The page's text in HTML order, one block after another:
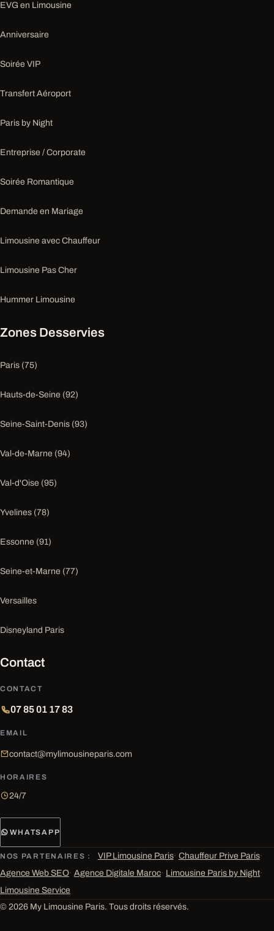
EVG en Limousine
Anniversaire
Soirée VIP
Transfert Aéroport
Paris by Night
Entreprise / Corporate
Soirée Romantique
Demande en Mariage
Limousine avec Chauffeur
Limousine Pas Cher
Hummer Limousine
Zones Desservies
Paris (75)
Hauts-de-Seine (92)
Seine-Saint-Denis (93)
Val-de-Marne (94)
Val-d'Oise (95)
Yvelines (78)
Essonne (91)
Seine-et-Marne (77)
Versailles
Disneyland Paris
Contact
CONTACT
07 85 01 17 83
EMAIL
contact@mylimousineparis.com
HORAIRES
24/7
WHATSAPP
NOS PARTENAIRES : VIP Limousine Paris· Chauffeur Prive Paris·
Agence Web SEO· Agence Digitale Maroc· Limousine Paris by Night·
Limousine Service
© 2026 My Limousine Paris. Tous droits réservés.